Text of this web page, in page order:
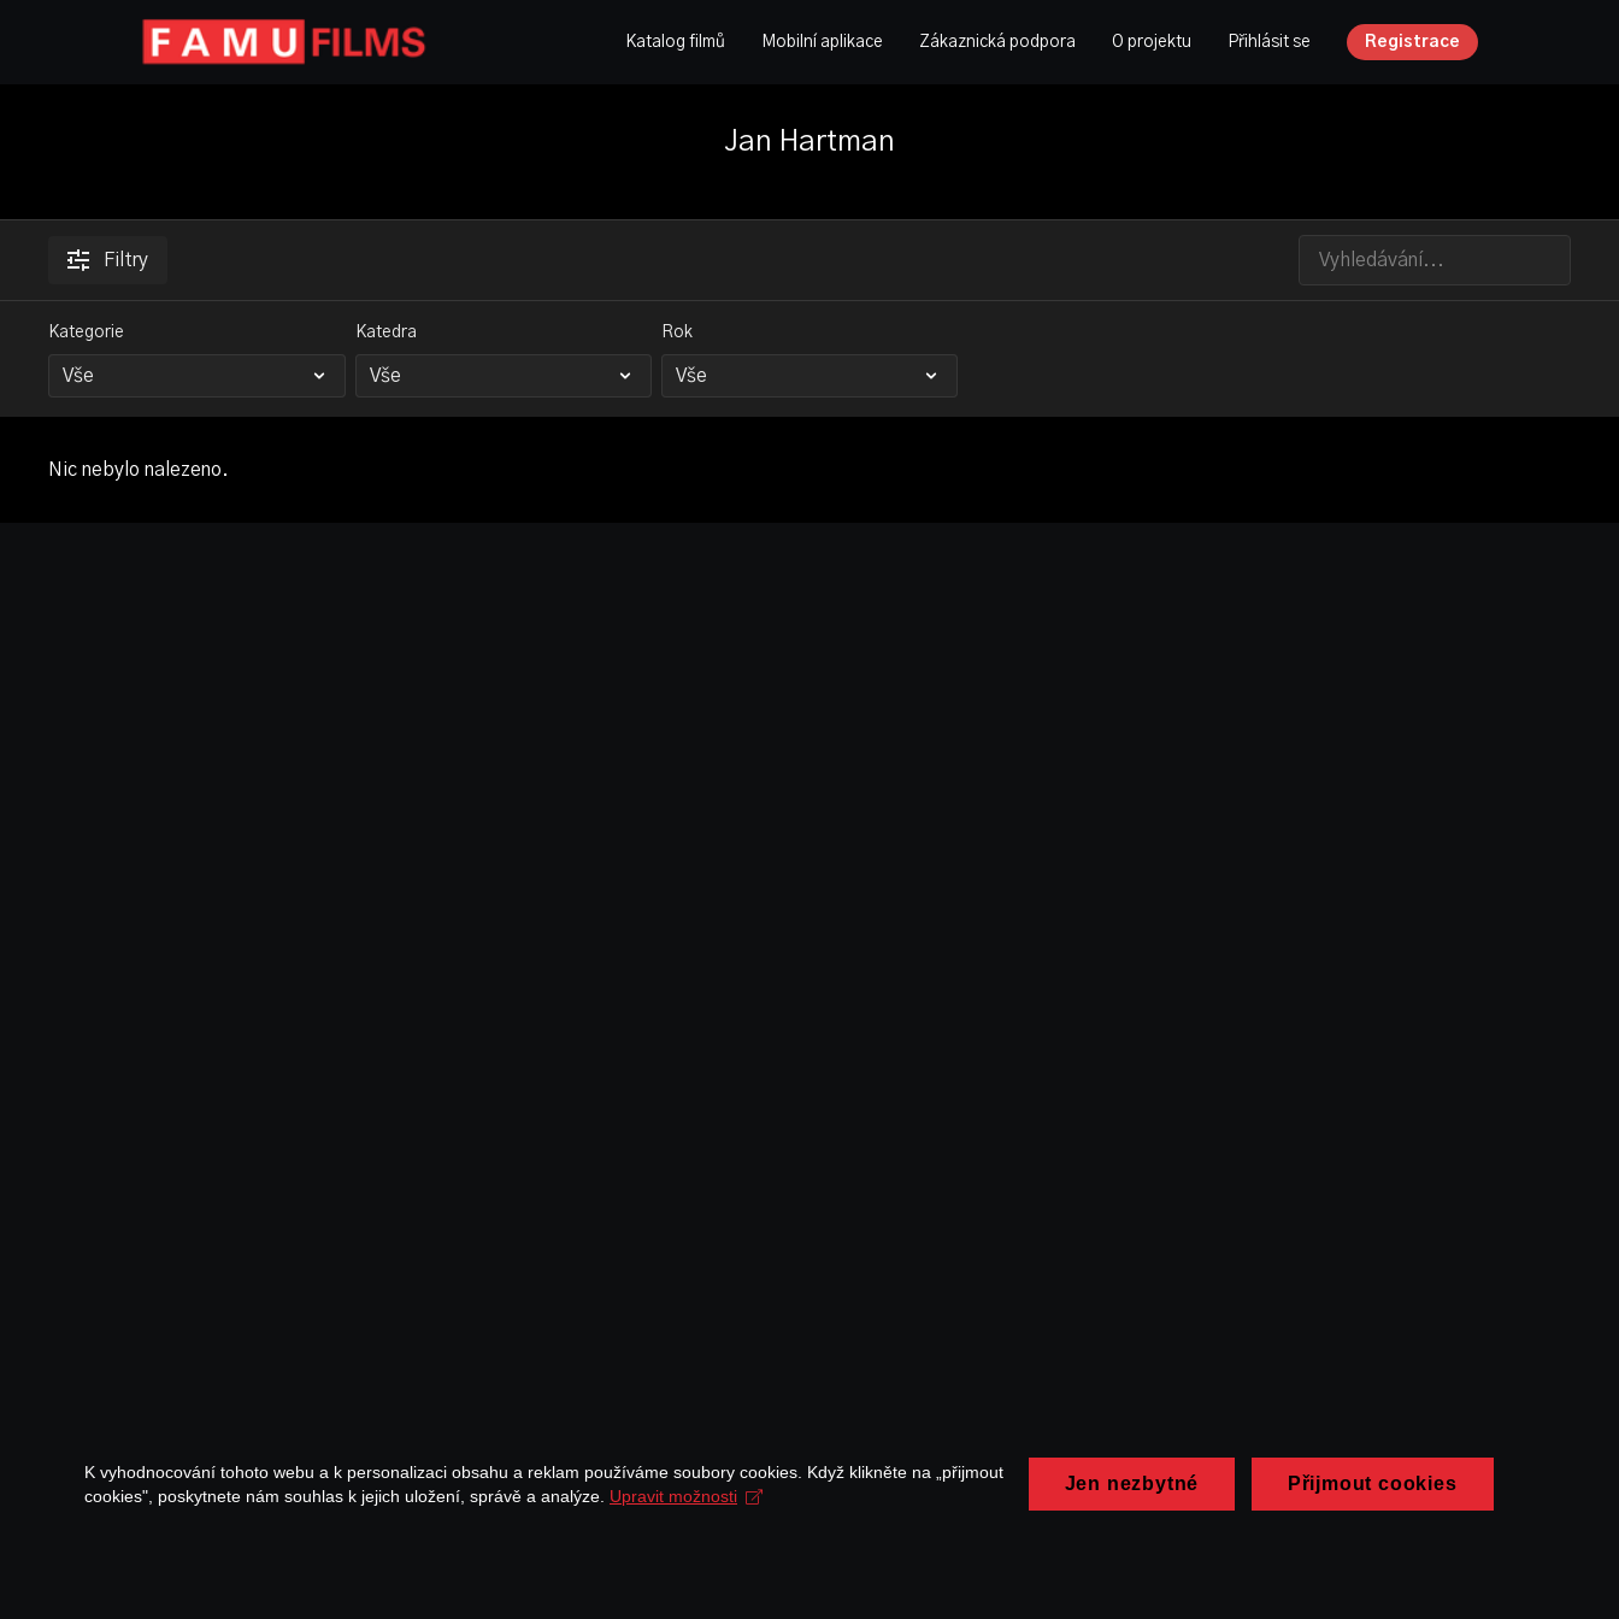
Katalog filmů Mobilní aplikace Zákaznická podpora O projektu Přihlásit se Registrace
Jan Hartman
Filtry
Kategorie Katedra Rok
Nic nebylo nalezeno.
K vyhodnocování tohoto webu a k personalizaci obsahu a reklam používáme soubory cookies. Když klikněte na „přijmout
cookies", poskytnete nám souhlas k jejich uložení, správě a analýze. Upravit možnosti
Jen nezbytné Přijmout cookies